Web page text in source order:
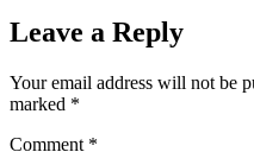
Leave a Reply
Your email address will not be
marked *
Comment *